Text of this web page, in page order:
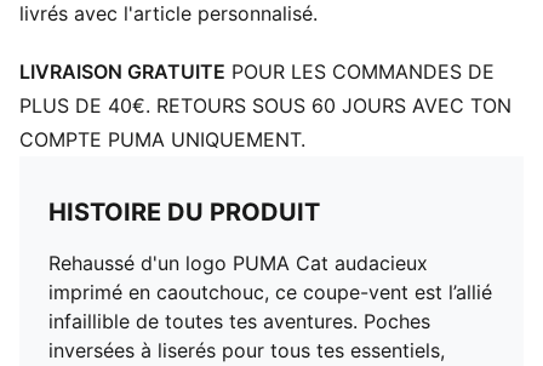
livrés avec l'article personnalisé.
LIVRAISON GRATUITE POUR LES COMMANDES DE
PLUS DE 40€. RETOURS SOUS 60 JOURS AVEC TON
COMPTE PUMA UNIQUEMENT.
HISTOIRE DU PRODUIT
Rehaussé d'un logo PUMA Cat audacieux
imprimé en caoutchouc, ce coupe-vent est l’allié
infaillible de toutes tes aventures. Poches
inversées à liserés pour tous tes essentiels,